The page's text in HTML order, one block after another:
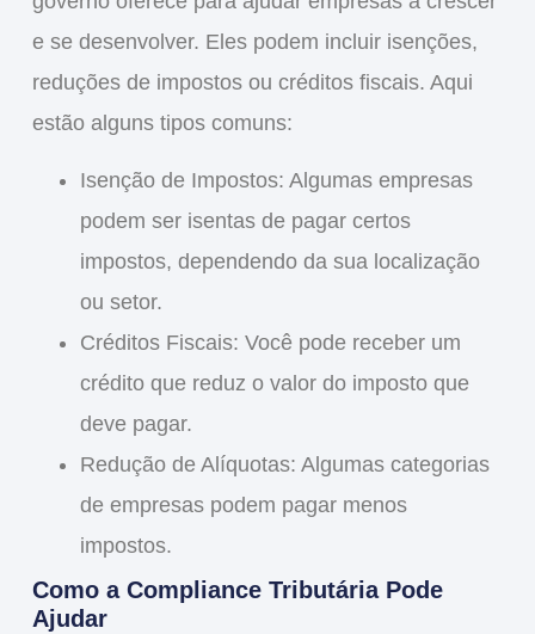
e se desenvolver. Eles podem incluir isenções,
reduções de impostos ou créditos fiscais. Aqui
estão alguns tipos comuns:
Isenção de Impostos: Algumas empresas
podem ser isentas de pagar certos
impostos, dependendo da sua localização
ou setor.
Créditos Fiscais: Você pode receber um
crédito que reduz o valor do imposto que
deve pagar.
Redução de Alíquotas: Algumas categorias
de empresas podem pagar menos
impostos.
Como a Compliance Tributária Pode
Ajudar